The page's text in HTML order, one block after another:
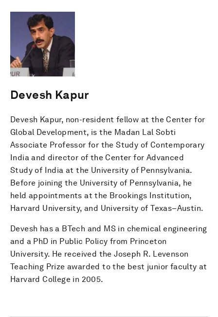
Devesh Kapur
Devesh Kapur, non-resident fellow at the Center for
Global Development, is the Madan Lal Sobti
Associate Professor for the Study of Contemporary
India and director of the Center for Advanced
Study of India at the University of Pennsylvania.
Before joining the University of Pennsylvania, he
held appointments at the Brookings Institution,
Harvard University, and University of Texas–Austin.
Devesh has a BTech and MS in chemical engineering
and a PhD in Public Policy from Princeton
University. He received the Joseph R. Levenson
Teaching Prize awarded to the best junior faculty at
Harvard College in 2005.